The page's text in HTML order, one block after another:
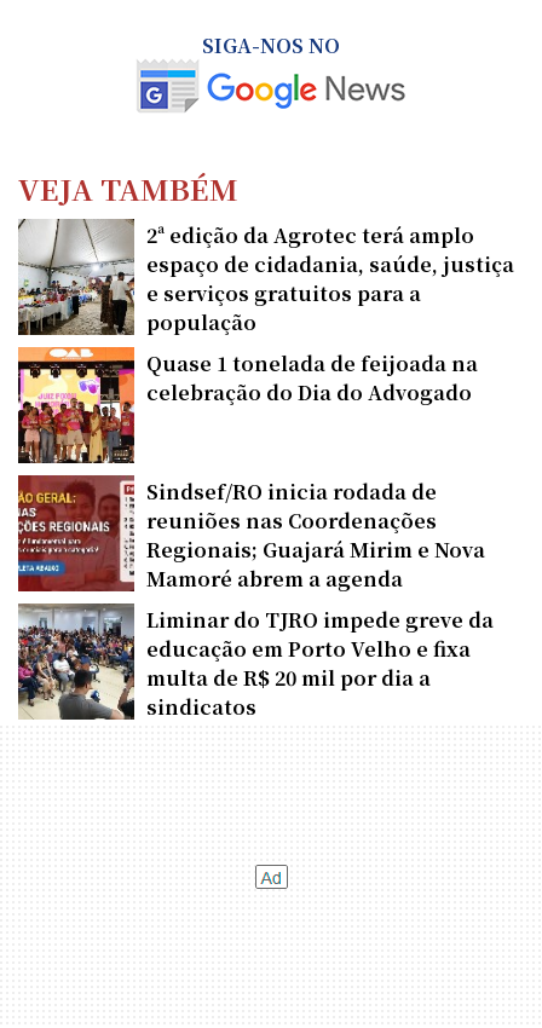
SIGA-NOS NO
VEJA TAMBÉM
2ª edição da Agrotec terá amplo
espaço de cidadania, saúde, justiça
e serviços gratuitos para a
população
Quase 1 tonelada de feijoada na
celebração do Dia do Advogado
Sindsef/RO inicia rodada de
reuniões nas Coordenações
Regionais; Guajará Mirim e Nova
Mamoré abrem a agenda
Liminar do TJRO impede greve da
educação em Porto Velho e fixa
multa de R$ 20 mil por dia a
sindicatos